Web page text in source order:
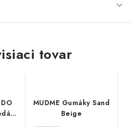
tovar
MUDME Gumáky Sand
Beige